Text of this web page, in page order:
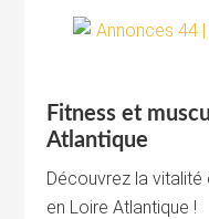
Fitness et
Atlantique
Découvrez la
en Loire Atlantique !